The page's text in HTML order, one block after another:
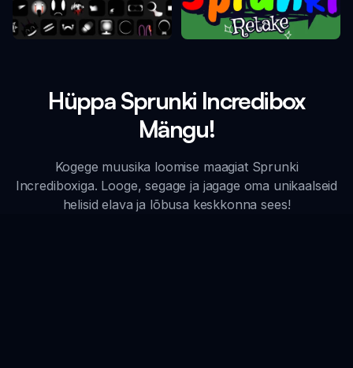
Sprunki Faas 10 Sprunki Retake
Hüppa Sprunki Incredibox
Mängu!
Kogege muusika loomise maagiat Sprunki
Incrediboxiga. Looge, segage ja jagage oma unikaalseid
helisid elava ja lõbusa keskkonna sees!